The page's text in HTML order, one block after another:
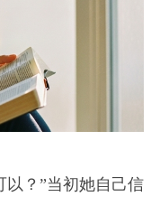
以？”当初她自己信